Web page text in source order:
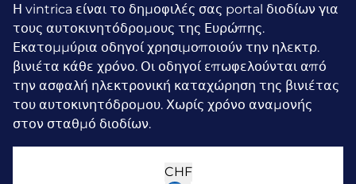
Η vintrica είναι το δημοφιλές σας portal διοδίων για
τους αυτοκινητόδρομους της Ευρώπης.
Εκατομμύρια οδηγοί χρησιμοποιούν την ηλεκτρ.
βινιέτα κάθε χρόνο. Οι οδηγοί επωφελούνται από
την ασφαλή ηλεκτρονική καταχώρηση της βινιέτας
του αυτοκινητόδρομου. Χωρίς χρόνο αναμονής
στον σταθμό διοδίων.
CHF